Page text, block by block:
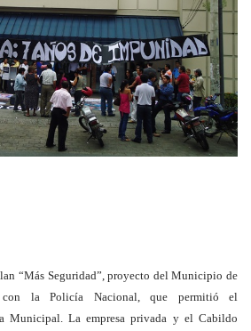
“Más Seguridad”, proyecto del Municipio de
la Policía Nacional, que permitió el
Municipal. La empresa privada y el Cabildo